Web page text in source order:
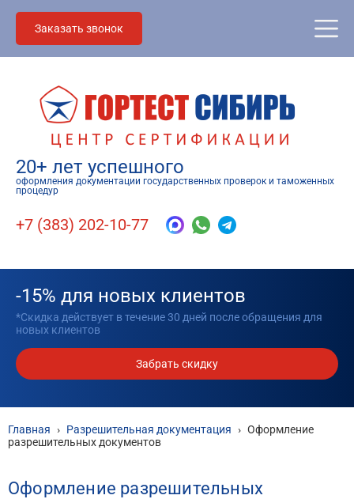
Заказать звонок
20+ лет успешного
оформления документации государственных проверок и таможенных
процедур
+7 (383) 202-10-77
-15% для новых клиентов
*Скидка действует в течение 30 дней после обращения для
новых клиентов
Забрать скидку
Главная › Разрешительная документация › Оформление
разрешительных документов
Оформление разрешительных